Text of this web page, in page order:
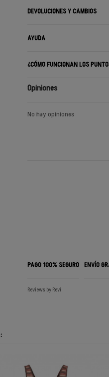
DEVOLUCIONES Y CAMBIOS
AYUDA
¿CÓMO FUNCIONAN LOS
Opiniones
No hay opiniones
PAGO 100% SEGURO ENVÍO
Reviews by Revi